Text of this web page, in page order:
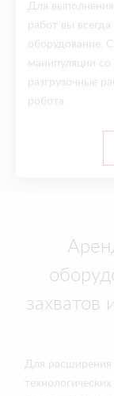
Для
работ вы
оборудование.
манипуляции со
разгрузочные
робота.
захватов
Для расширения